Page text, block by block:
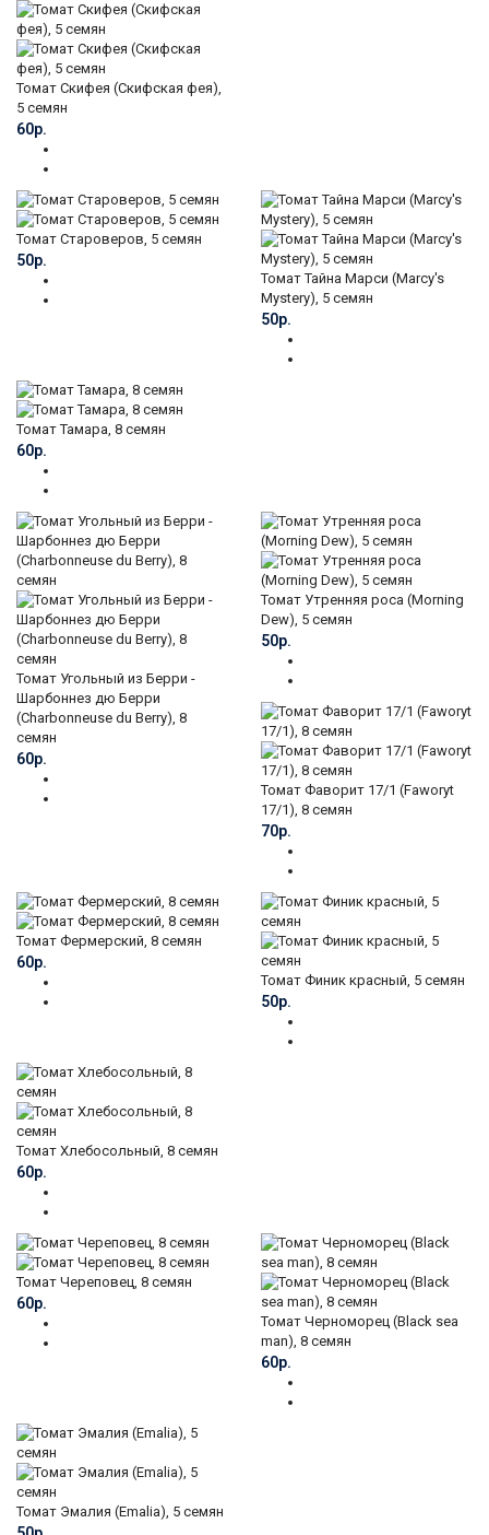
Томат Скифея (Скифская фея),
5 семян
60р.
Томат Староверов, 5 семян
50р.
Томат Тайна Марси (Marcy's
Mystery), 5 семян
50р.
Томат Тамара, 8 семян
60р.
Томат Угольный из Берри -
Шарбоннез дю Берри
(Charbonneuse du Berry), 8
семян
60р.
Томат Утренняя роса (Morning
Dew), 5 семян
50р.
Томат Фаворит 17/1 (Faworyt
17/1), 8 семян
70р.
Томат Фермерский, 8 семян
60р.
Томат Финик красный, 5 семян
50р.
Томат Хлебосольный, 8 семян
60р.
Томат Череповец, 8 семян
60р.
Томат Черноморец (Black sea
man), 8 семян
60р.
Томат Эмалия (Emalia), 5 семян